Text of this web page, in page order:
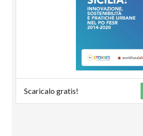
Scaricalo gratis!